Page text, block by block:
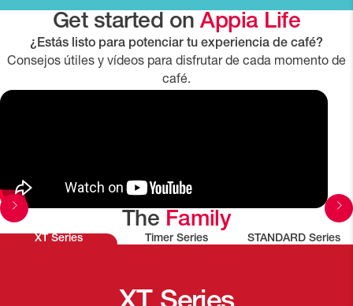
Get started onAppia Life
¿Estás listo para potenciar tu experiencia de café?
Consejos útiles y vídeos para disfrutar de cada momento de
café.
The Family
XT Series Timer Series STANDARD Series